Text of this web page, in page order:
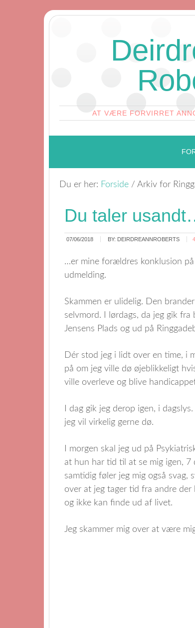
AT VÆRE FORVIRRET
Du er her: Forside / Arkiv for
Du taler
07/06/2018 BY: DEIRDREANNROBERTS
…er mine forældres konklusion
udmelding.
Skammen er ulidelig. Den
selvmord. I lørdags, da jeg gik
Jensens Plads og ud på
Dér stod jeg i lidt over en time, i
på om jeg ville dø øjeblikkeligt
ville overleve og blive
I dag gik jeg derop igen, i
jeg vil virkelig gerne dø.
I morgen skal jeg ud på
at hun har tid til at se mig igen,
samtidig føler jeg mig også
over at jeg tager tid fra andre
og ikke kan finde ud af livet.
Jeg skammer mig over at være